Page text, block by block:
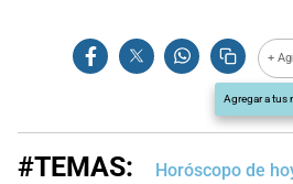
+
Agregar a tus
#TEMAS: Horóscopo de